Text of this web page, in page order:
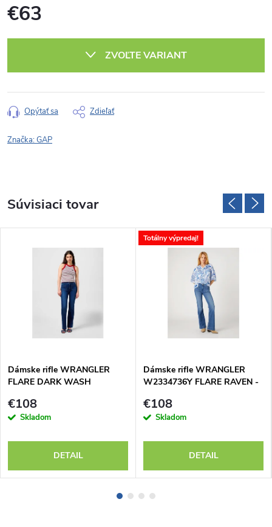
€63
ZVOĽTE VARIANT
Opýtať sa Zdieľať
Značka:GAP
Súvisiaci tovar
Dámske rifle WRANGLER
FLARE DARK WASH
€108
Skladom
DETAIL
Totálny výpredaj!
Dámske rifle WRANGLER
W2334736Y FLARE RAVEN -
€108
Skladom
DETAIL